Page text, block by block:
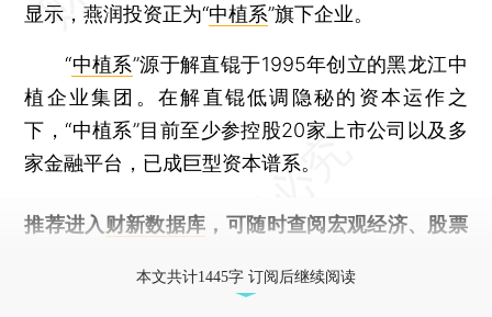
显示，燕润投资正为“中植系”旗下企业。
“中植系”源于解直锟于1995年创立的黑龙江中
植企业集团。在解直锟低调隐秘的资本运作之
下，“中植系”目前至少参控股20家上市公司以及多
家金融平台，已成巨型资本谱系。
推荐进入 财新数据库 ，可随时查阅宏观经济、股票
本文共计1445字 订阅后继续阅读